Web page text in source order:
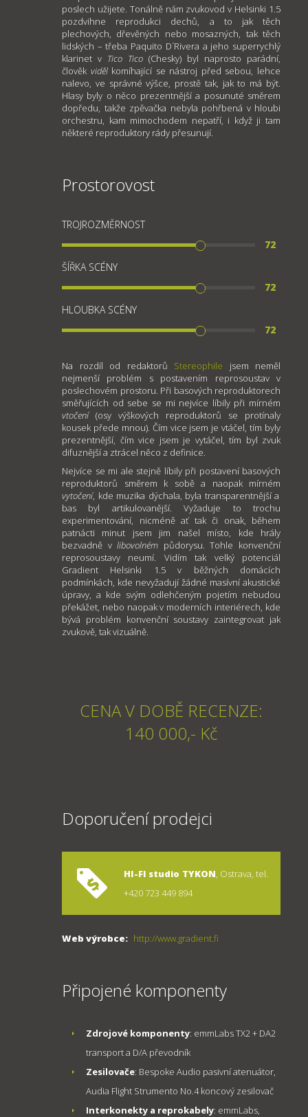
poslech užijete. Tonálně nám zvukovod v Helsinki 1.5
pozdvihne reprodukci dechů, a to jak těch
plechových, dřevěných nebo mosazných, tak těch
lidských – třeba Paquito D´Rivera a jeho superrychlý
klarinet v Tico Tico (Chesky) byl naprosto parádní,
člověk vidělkomíhající se nástroj před sebou, lehce
nalevo, ve správné výšce, prostě tak, jak to má být.
Hlasy byly o něco prezentnější a posunuté směrem
dopředu, takže zpěvačka nebyla pohřbená v hloubi
orchestru, kam mimochodem nepatří, i když ji tam
některé reproduktory rády přesunují.
Prostorovost
TROJROZMĚRNOST
72
ŠÍŘKA SCÉNY
72
HLOUBKA SCÉNY
72
Na rozdíl od redaktorů Stereophile jsem neměl
nejmenší problém s postavením reprosoustav v
poslechovém prostoru. Při basových reproduktorech
směřujících od sebe se mi nejvíce líbily při mírném
vtočení(osy výškových reproduktorů se protínaly
kousek přede mnou). Čím vice jsem je vtáčel, tím byly
prezentnější, čím vice jsem je vytáčel, tím byl zvuk
difuznější a ztrácel něco z definice.
Nejvíce se mi ale stejně líbily při postavení basových
reproduktorů směrem k sobě a naopak mírném
vytočení, kde muzika dýchala, byla transparentnější a
bas byl artikulovanější. Vyžaduje to trochu
experimentování, nicméně ať tak či onak, během
patnácti minut jsem jim našel místo, kde hrály
bezvadně vlibovolném půdorysu. Tohle konvenční
reprosoustavy neumí. Vidím tak velký potenciál
Gradient Helsinki 1.5 v běžných domácích
podmínkách, kde nevyžadují žádné masívní akustické
úpravy, a kde svým odlehčeným pojetím nebudou
překážet, nebo naopak v moderních interiérech, kde
bývá problém konvenční soustavy zaintegrovat jak
zvukově, tak vizuálně.
CENA V DOBĚ RECENZE:
140 000,- Kč
Doporučení prodejci
HI-FI studio TYKON, Ostrava, tel.
+420 723 449 894
Web výrobce: http://www.gradient.fi
Připojené komponenty
Zdrojové komponenty: emmLabs TX2 + DA2
transport a D/A převodník
Zesilovače: Bespoke Audio pasivní atenuátor,
Audia Flight Strumento No.4 koncový zesilovač
Interkonekty a reprokabely: emmLabs,